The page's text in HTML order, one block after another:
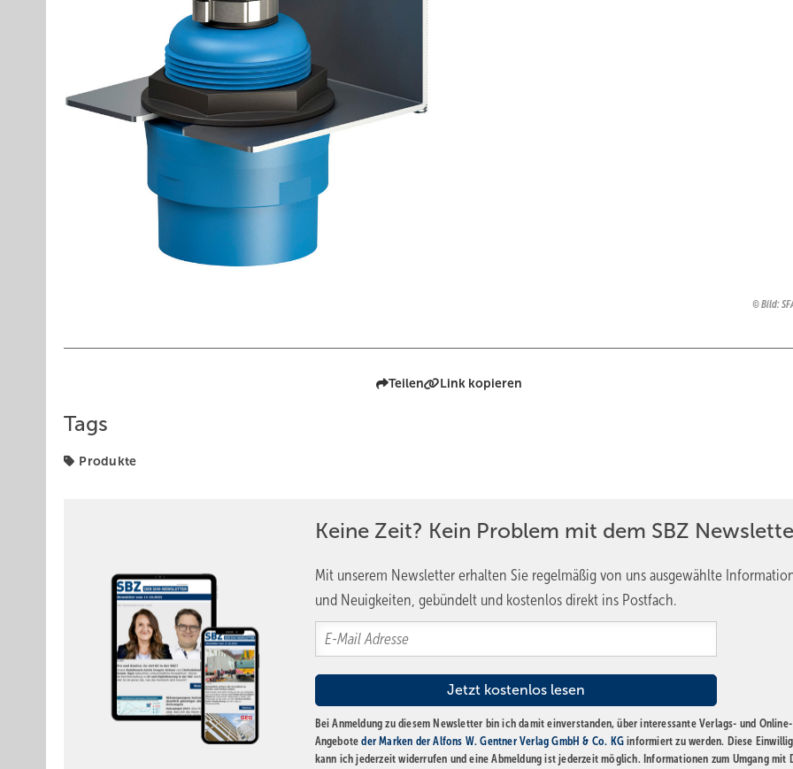
Bild:
Teilen Link kopieren
Tags
Produkte
Keine Zeit? Kein Problem mit dem SBZ
Mit unserem Newsletter erhalten Sie regelmäßig von uns ausgewählte
und Neuigkeiten, gebündelt und kostenlos direkt ins Postfach.
Bei Anmeldung zu diesem Newsletter bin ich damit einverstanden, über interessante Verlags- und Online-
Angeboteder Marken der Alfons W. Gentner Verlag GmbH & Co. KG informiert zu werden. Diese
kann ich jederzeit widerrufen und eine Abmeldung ist jederzeit möglich. Informationen zum Umgang mit